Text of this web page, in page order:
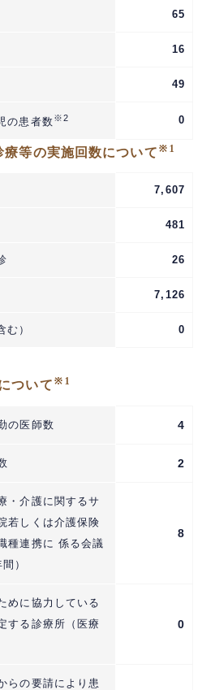
65
16
49
の患者数※2 0
等の実施回数について※1
7,607
481
26
7,126
） 0
ついて※1
の医師数 4
2
・介護に関するサ
若しくは介護保険
種連携に 係る会議
）
8
めに協力している
する診療所（医療
0
らの要請により患